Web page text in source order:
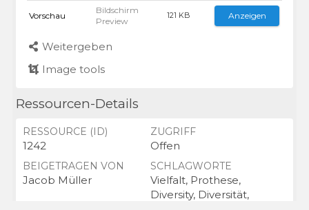
Vorschau
Bildschirm
Preview
121 KB Anzeigen
Weitergeben
Image tools
Ressourcen-Details
RESSOURCE (ID)
1242
ZUGRIFF
Offen
BEIGETRAGEN VON
Jacob Müller
SCHLAGWORTE
Vielfalt, Prothese,
Diversity, Diversität,